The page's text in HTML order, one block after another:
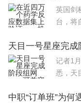
英国剑
台，将
过程。
杂志上
天目一号星座完
记者1
悉，天
提供精
中职“订单班”为何